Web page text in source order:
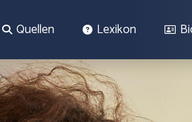
Quellen Lexikon